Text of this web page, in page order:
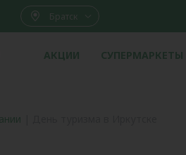
Братск
АКЦИИ СУПЕРМАРКЕТЫ